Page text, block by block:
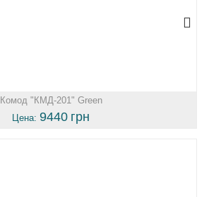
Комод "КМД-201" Green
Цена: 9440 грн